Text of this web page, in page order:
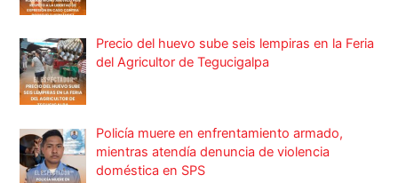
Precio del huevo sube seis lempiras en la Feria
del Agricultor de Tegucigalpa
Policía muere en enfrentamiento armado,
mientras atendía denuncia de violencia
doméstica en SPS